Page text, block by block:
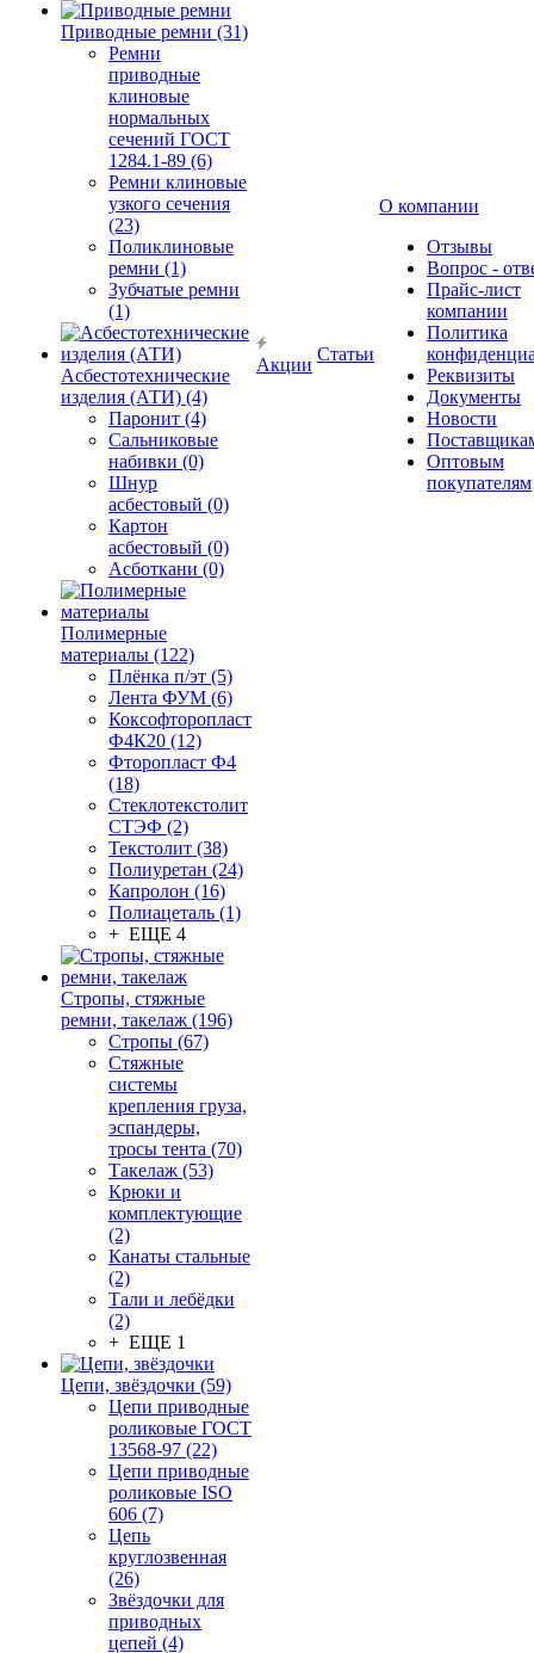
Приводные ремни (31)
Ремни
приводные
клиновые
нормальных
сечений ГОСТ
1284.1-89 (6)
Ремни клиновые
узкого сечения
(23)
Поликлиновые
ремни (1)
Зубчатые ремни
(1)
Асбестотехнические
изделия (АТИ) (4)
Паронит (4)
Сальниковые
набивки (0)
Шнур
асбестовый (0)
Картон
асбестовый (0)
Асботкани (0)
Полимерные
материалы (122)
Плёнка п/эт (5)
Лента ФУМ (6)
Коксофторопласт
Ф4К20 (12)
Фторопласт Ф4
(18)
Стеклотекстолит
СТЭФ (2)
Текстолит (38)
Полиуретан (24)
Капролон (16)
Полиацеталь (1)
+ ЕЩЕ 4
Стропы, стяжные
ремни, такелаж (196)
Стропы (67)
Стяжные
системы
крепления груза,
эспандеры,
тросы тента (70)
Такелаж (53)
Крюки и
комплектующие
(2)
Канаты стальные
(2)
Тали и лебёдки
(2)
+ ЕЩЕ 1
Цепи, звёздочки (59)
Цепи приводные
роликовые ГОСТ
13568-97 (22)
Цепи приводные
роликовые ISO
606 (7)
Цепь
круглозвенная
(26)
Звёздочки для
приводных
цепей (4)
Акции
Статьи
О компании
Отзывы
Вопрос -
Прайс-лист
компании
Политика
Реквизиты
Документы
Новости
Оптовым
покупателям